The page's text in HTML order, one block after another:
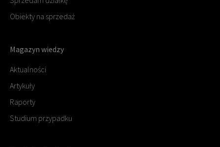
Obiekty na sprzedaż
Magazyn wiedzy
Aktualności
Artykuły
Raporty
Studium przypadku